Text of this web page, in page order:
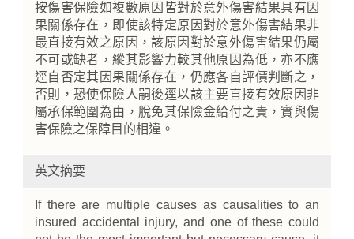
按傷害保險如複數原因皆對於意外傷害結果具有因
果關係存在，即使該特定原因對於意外傷害結果非
最直接有效之原因，該原因對於意外傷害結果仍屬
不可或缺者，縱其影響力較其他原因為低，亦不應
逕自否定其因果關係存在，仍應各自評價判斷之，
否則，恐使保險人嗣後逕以該主要直接有效原因非
屬承保範圍為由，脫免其保險金給付之責，實與傷
害保險之保障目的相違。
英文摘要
If there are multiple causes as causalities to an
insured accidental injury, and one of these could